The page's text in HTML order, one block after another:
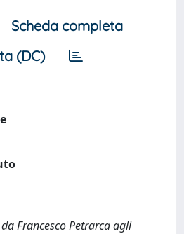
Scheda completa
(DC)
Francesco Petrarca agli